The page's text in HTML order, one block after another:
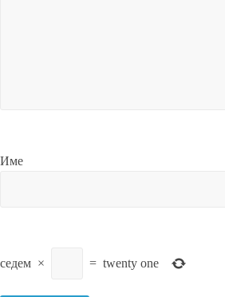
Име
седем × = twenty one